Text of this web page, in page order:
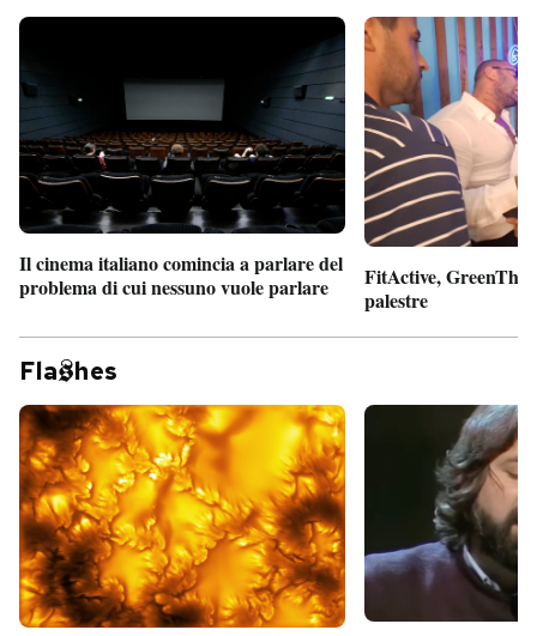
Il cinema italiano comincia a parlare del
problema di cui nessuno vuole parlare
FitActive,
palestre
Fla hes